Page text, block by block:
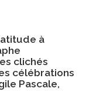
à
clichés
célébrations
Pascale,